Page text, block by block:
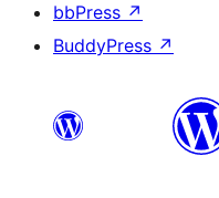
bbPress ↗
BuddyPress ↗